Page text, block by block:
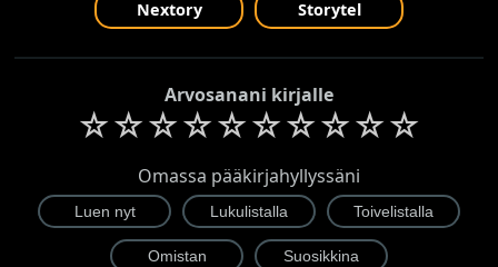
Nextory Storytel
Arvosanani kirjalle
☆☆☆☆☆☆☆☆☆☆
Omassa pääkirjahyllyssäni